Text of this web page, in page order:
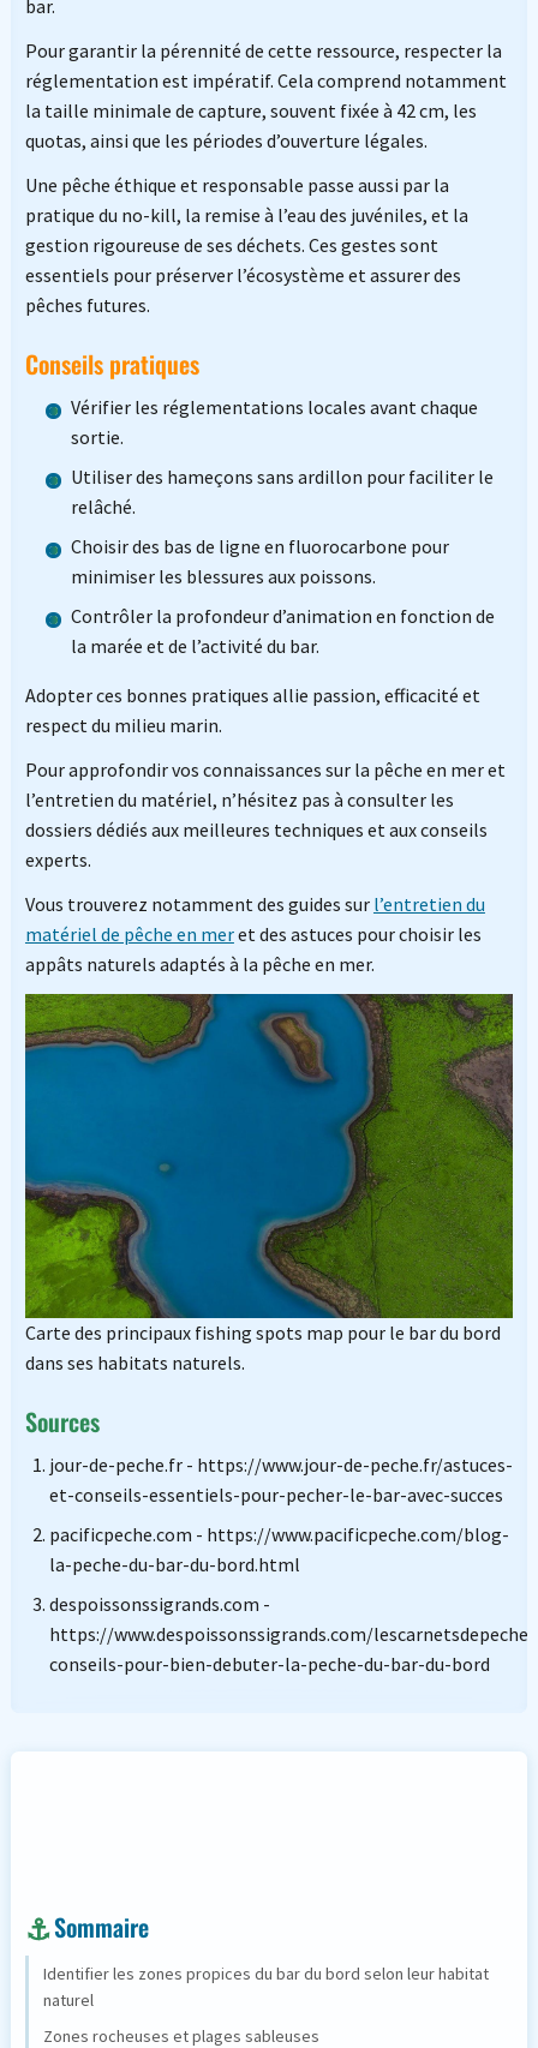
bar.
Pour garantir la pérennité de cette ressource, respecter la
réglementation est impératif. Cela comprend notamment
la taille minimale de capture, souvent fixée à 42 cm, les
quotas, ainsi que les périodes d’ouverture légales.
Une pêche éthique et responsable passe aussi par la
pratique du no-kill, la remise à l’eau des juvéniles, et la
gestion rigoureuse de ses déchets. Ces gestes sont
essentiels pour préserver l’écosystème et assurer des
pêches futures.
Conseils pratiques
Vérifier les réglementations locales avant chaque
sortie.
Utiliser des hameçons sans ardillon pour faciliter le
relâché.
Choisir des bas de ligne en fluorocarbone pour
minimiser les blessures aux poissons.
Contrôler la profondeur d’animation en fonction de
la marée et de l’activité du bar.
Adopter ces bonnes pratiques allie passion, efficacité et
respect du milieu marin.
Pour approfondir vos connaissances sur la pêche en mer et
l’entretien du matériel, n’hésitez pas à consulter les
dossiers dédiés aux meilleures techniques et aux conseils
experts.
Vous trouverez notamment des guides sur l’entretien du
matériel de pêche en meret des astuces pour choisir les
appâts naturels adaptés à la pêche en mer.
Carte des principaux fishing spots map pour le bar du bord
dans ses habitats naturels.
Sources
jour-de-peche.fr - https://www.jour-de-peche.fr/astuces-
et-conseils-essentiels-pour-pecher-le-bar-avec-succes
pacificpeche.com - https://www.pacificpeche.com/blog-
la-peche-du-bar-du-bord.html
despoissonssigrands.com -
https://www.despoissonssigrands.com/
conseils-pour-bien-debuter-la-peche-du-bar-du-bord
Sommaire
Identifier les zones propices du bar du bord selon leur habitat
naturel
Zones rocheuses et plages sableuses